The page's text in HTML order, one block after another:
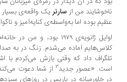
من از سارتریک واقعه‌ی بسیار کوچک
بوده اما به‌واسطه‌ی کنایه‌آمیز و
اوایل ژانویه‌ی ۱۹۷۹ بود، و من در
آماده می‌شدم. زنگ در به صدا
داد که وقتی بازش می‌کردم با اشتیاق
«عصور جدید از شما دعوت می‌کند در
خاورمیانه در پاریس در روزهای سیزدهم و